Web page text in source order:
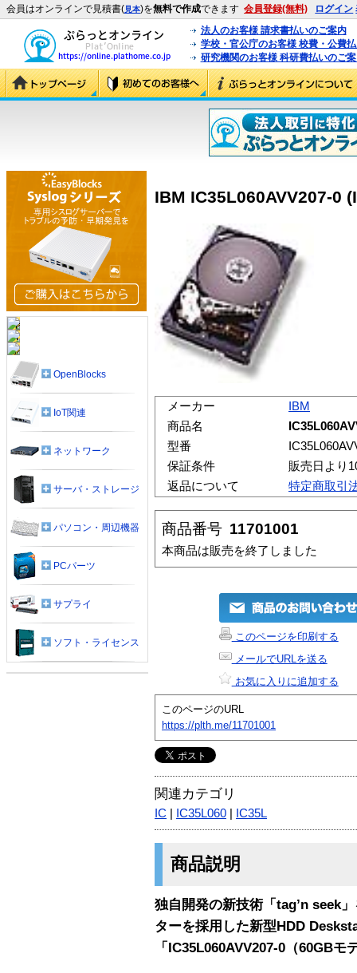
会員はオンラインで見積書(見本)を無料で作成できます 会員登録(無料) ログイン
法人のお客様 請求書払いのご案内
学校・官公庁のお客様 校費・公費
研究機関のお客様 科研費払いのご
IBM IC35L060AVV207-0
メーカー
IBM
商品名
型番
保証条件
販売日より
返品について
特定商取引
商品番号 11701001
本商品は販売を終了しました
このページを印刷する
メールでURLを送る
お気に入りに追加する
このページのURL
https://plth.me/11701001
関連カテゴリ
IC IC35L060 IC35L
商品説明
独自開発の新技術「tag’n seek
ターを採用した新型HDD
「IC35L060AVV207-0（60GBモ
OpenBlocks
IoT関連
ネットワーク
サーバ・ストレージ
パソコン・周辺機器
PCパーツ
サプライ
ソフト・ライセンス